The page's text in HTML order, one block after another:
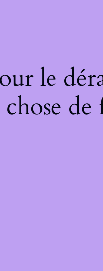
le
chose